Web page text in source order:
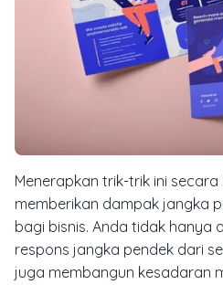
Menerapkan trik-trik ini
memberikan dampak jangka
bagi bisnis. Anda tidak hanya
respons jangka pendek dari
juga membangun kesadaran